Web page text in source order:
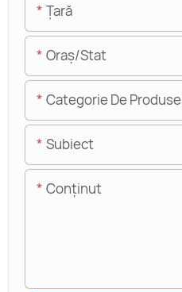
Ţară
Oraș/stat
Categorie De Produse
Subiect
Conţinut